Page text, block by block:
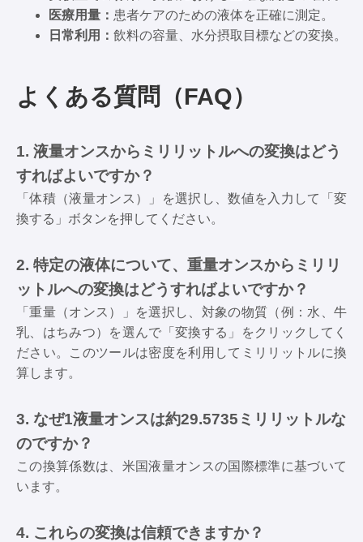
医療用量： 患者ケアのための液体を正確に測定。
日常利用： 飲料の容量、水分摂取目標などの変換。
よくある質問（FAQ）
1. 液量オンスからミリリットルへの変換はどう
すればよいですか？
「体積（液量オンス）」を選択し、数値を入力して「変
換する」ボタンを押してください。
2. 特定の液体について、重量オンスからミリリ
ットルへの変換はどうすればよいですか？
「重量（オンス）」を選択し、対象の物質（例：水、牛
乳、はちみつ）を選んで「変換する」をクリックしてく
ださい。このツールは密度を利用してミリリットルに換
算します。
3. なぜ1液量オンスは約29.5735ミリリットルな
のですか？
この換算係数は、米国液量オンスの国際標準に基づいて
います。
4. これらの変換は信頼できますか？